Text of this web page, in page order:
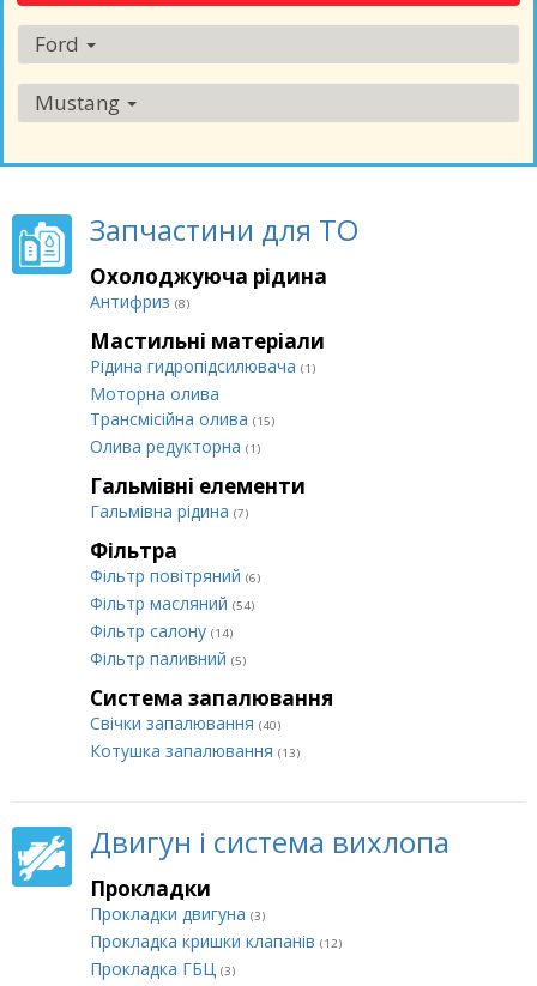
Ford
Mustang
Запчастини для ТО
Охолоджуюча рідина
Антифриз (8)
Мастильні матеріали
Рідина гидропідсилювача (1)
Моторна олива
Трансмісійна олива (15)
Олива редукторна (1)
Гальмівні елементи
Гальмівна рідина (7)
Фільтра
Фільтр повітряний (6)
Фільтр масляний (54)
Фільтр салону (14)
Фільтр паливний (5)
Система запалювання
Свічки запалювання (40)
Котушка запалювання (13)
Двигун і система вихлопа
Прокладки
Прокладки двигуна (3)
Прокладка кришки клапанів (12)
Прокладка ГБЦ (3)